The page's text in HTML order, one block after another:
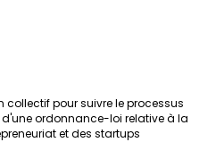
collectif pour suivre le processus
ordonnance-loi relative à la
et des startups